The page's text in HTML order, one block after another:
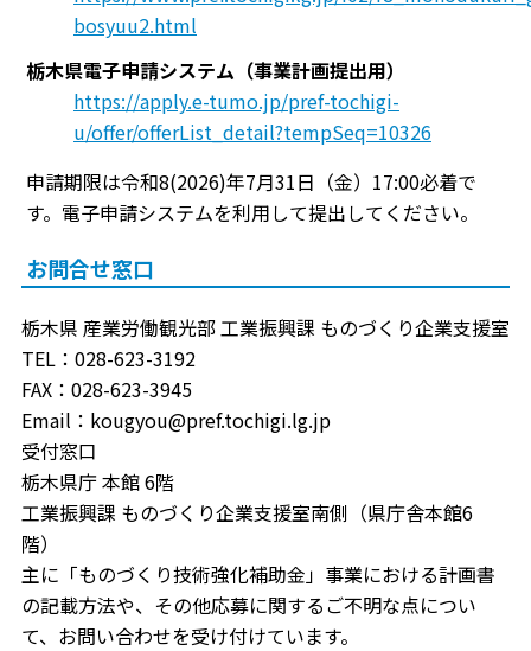
bosyuu2.html
栃木県電子申請システム（事業計画提出用）
https://apply.e-tumo.jp/pref-tochigi-
u/offer/offerList_detail?tempSeq=10326
申請期限は令和8(2026)年7月31日（金）17:00必着で
す。電子申請システムを利用して提出してください。
お問合せ窓口
栃木県 産業労働観光部 工業振興課 ものづくり企業支援室
TEL：028-623-3192
FAX：028-623-3945
Email：kougyou@pref.tochigi.lg.jp
受付窓口
栃木県庁 本館 6階
工業振興課 ものづくり企業支援室南側（県庁舎本館6
階）
主に「ものづくり技術強化補助金」事業における計画書
の記載方法や、その他応募に関するご不明な点につい
て、お問い合わせを受け付けています。